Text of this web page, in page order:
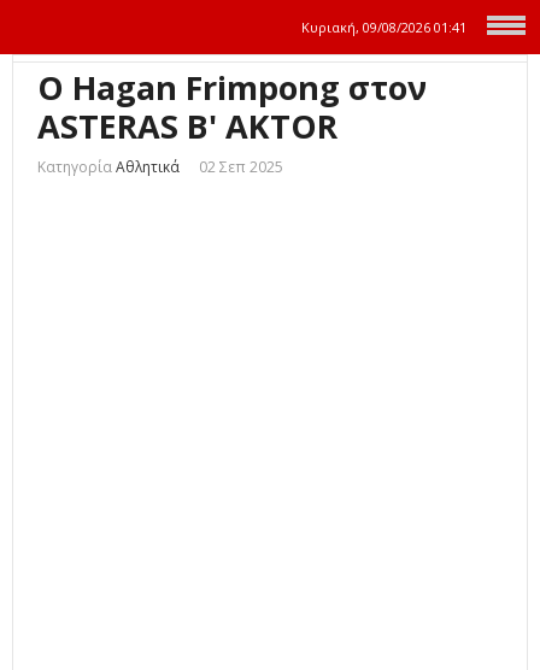
Κυριακή, 09/08/2026 01:41
Ο Hagan Frimpong στον
ASTERAS B' AKTOR
ΚατηγορίαΑθλητικά 02 Σεπ 2025